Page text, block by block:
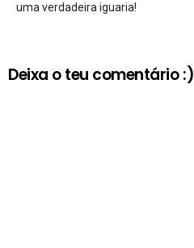
uma verdadeira iguaria!
Deixa o teu comentário :)